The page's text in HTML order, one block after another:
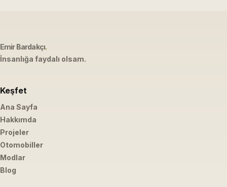
Emir Bardakçı.
İnsanlığa faydalı olsam.
Keşfet
Ana Sayfa
Hakkımda
Projeler
Otomobiller
Modlar
Blog